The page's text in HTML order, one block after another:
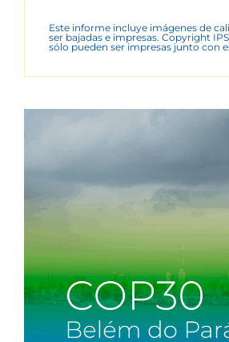
Este informe incluye imágenes de
ser bajadas e impresas. Copyright
sólo pueden ser impresas junto con